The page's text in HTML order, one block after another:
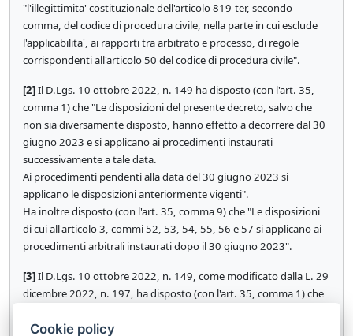
"l'illegittimita' costituzionale dell'articolo 819-ter, secondo
comma, del codice di procedura civile, nella parte in cui esclude
l'applicabilita', ai rapporti tra arbitrato e processo, di regole
corrispondenti all'articolo 50 del codice di procedura civile".
[2]Il D.Lgs. 10 ottobre 2022, n. 149 ha disposto (con l'art. 35,
comma 1) che "Le disposizioni del presente decreto, salvo che
non sia diversamente disposto, hanno effetto a decorrere dal 30
giugno 2023 e si applicano ai procedimenti instaurati
successivamente a tale data.
Ai procedimenti pendenti alla data del 30 giugno 2023 si
applicano le disposizioni anteriormente vigenti".
Ha inoltre disposto (con l'art. 35, comma 9) che "Le disposizioni
di cui all'articolo 3, commi 52, 53, 54, 55, 56 e 57 si applicano ai
procedimenti arbitrali instaurati dopo il 30 giugno 2023".
[3]Il D.Lgs. 10 ottobre 2022, n. 149, come modificato dalla L. 29
dicembre 2022, n. 197, ha disposto (con l'art. 35, comma 1) che
diversamente disposto, hanno effetto a decorrere dal 28
Cookie policy